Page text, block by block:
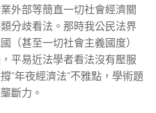
外部等簡直一切社會經濟關
分歧看法。那時我公民法界
（甚至一切社會主義國度）
平易近法學者看法沒有壓服
“年夜經濟法”不雅點，學術題
斷力。